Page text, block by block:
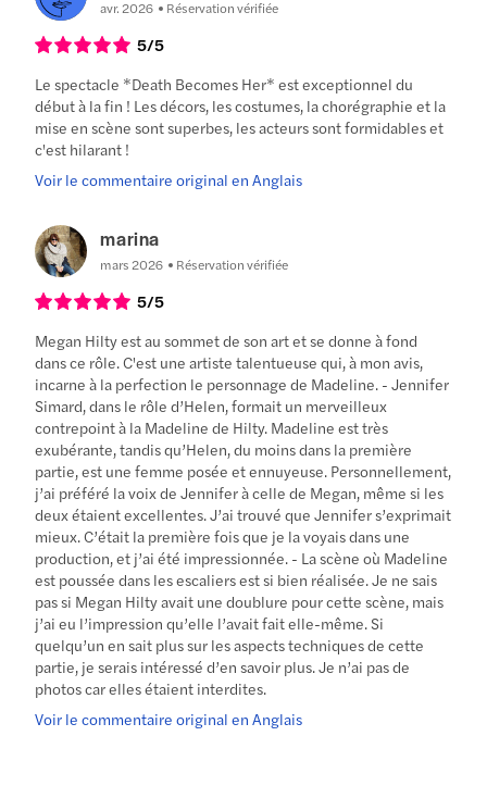
avr. 2026 Réservation vérifiée
5/5
Le spectacle *Death Becomes Her* est exceptionnel du
début à la fin ! Les décors, les costumes, la chorégraphie et la
mise en scène sont superbes, les acteurs sont formidables et
c'est hilarant !
Voir le commentaire original en Anglais
marina
mars 2026 Réservation vérifiée
5/5
Megan Hilty est au sommet de son art et se donne à fond
dans ce rôle. C'est une artiste talentueuse qui, à mon avis,
incarne à la perfection le personnage de Madeline. - Jennifer
Simard, dans le rôle d’Helen, formait un merveilleux
contrepoint à la Madeline de Hilty. Madeline est très
exubérante, tandis qu’Helen, du moins dans la première
partie, est une femme posée et ennuyeuse. Personnellement,
j’ai préféré la voix de Jennifer à celle de Megan, même si les
deux étaient excellentes. J’ai trouvé que Jennifer s’exprimait
mieux. C’était la première fois que je la voyais dans une
production, et j’ai été impressionnée. - La scène où Madeline
est poussée dans les escaliers est si bien réalisée. Je ne sais
pas si Megan Hilty avait une doublure pour cette scène, mais
j’ai eu l’impression qu’elle l’avait fait elle-même. Si
quelqu’un en sait plus sur les aspects techniques de cette
partie, je serais intéressé d’en savoir plus. Je n’ai pas de
photos car elles étaient interdites.
Voir le commentaire original en Anglais